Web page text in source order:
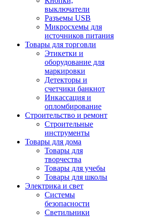
выключатели
Разъемы USB
Микросхемы для
источников питания
Товары для торговли
Этикетки и
оборудование для
маркировки
Детекторы и
счетчики банкнот
Инкассация и
опломбирование
Строительство и ремонт
Строительные
инструменты
Товары для дома
Товары для
творчества
Товары для учебы
Товары для школы
Электрика и свет
Системы
безопасности
Светильники